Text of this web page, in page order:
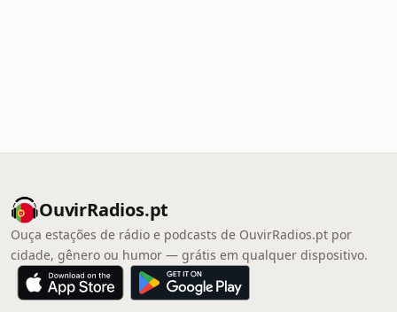
OuvirRadios.pt
Ouça estações de rádio e podcasts de OuvirRadios.pt por
cidade, gênero ou humor — grátis em qualquer dispositivo.